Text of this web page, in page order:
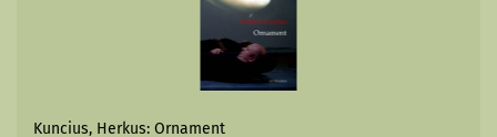
Kuncius, Herkus: Ornament